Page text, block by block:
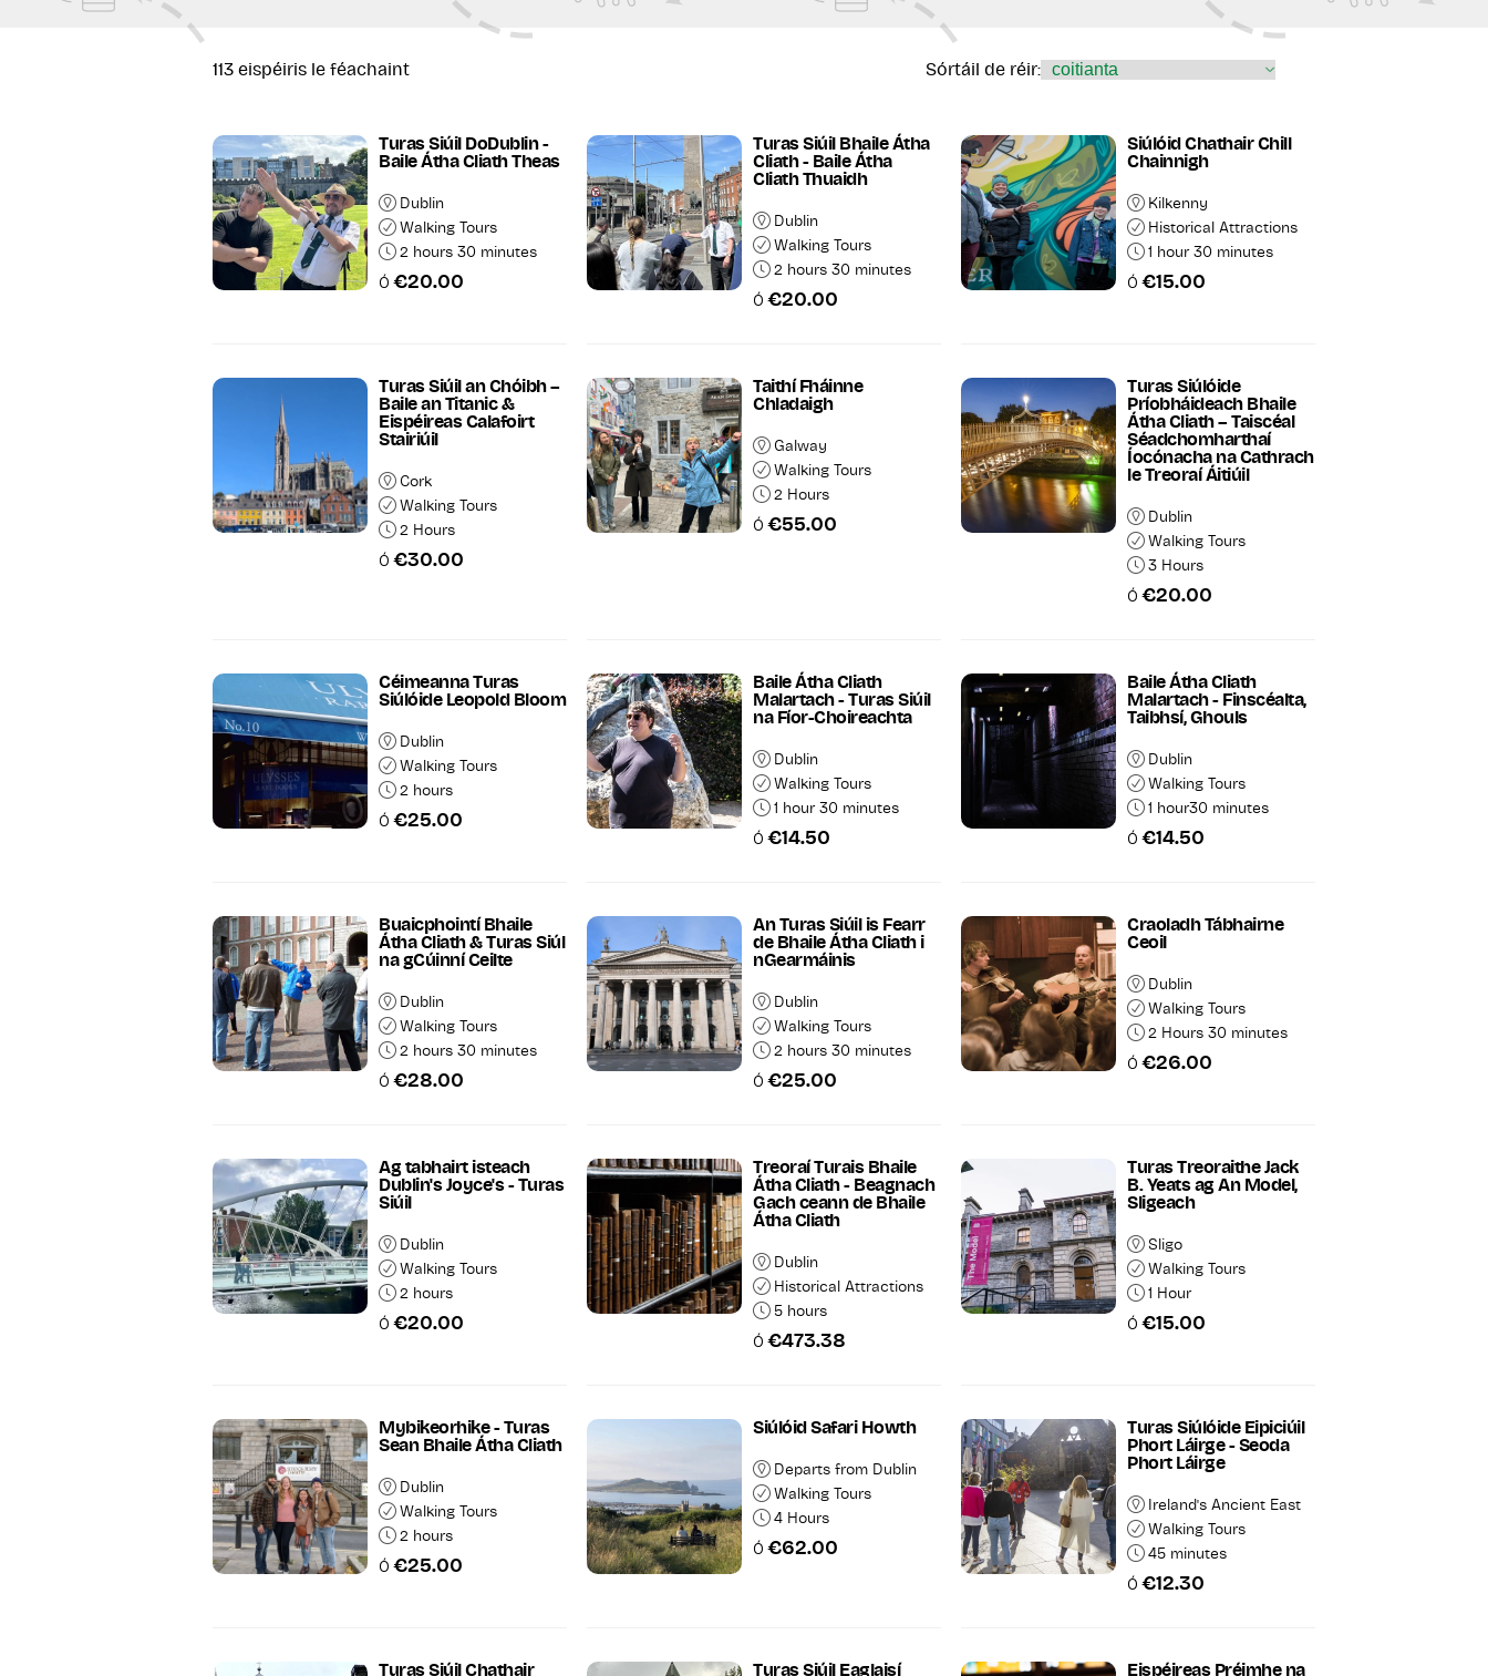
Glan Uile
Torthaí
113 eispéiris le féachaint Sórtáil de réir:
Turas Siúil DoDublin -
Baile Átha Cliath Theas
Dublin
Walking Tours
2 hours 30 minutes
Ó€20.00
Turas Siúil Bhaile Átha
Cliath - Baile Átha
Cliath Thuaidh
Dublin
Walking Tours
2 hours 30 minutes
Ó€20.00
Siúlóid Chathair Chill
Chainnigh
Kilkenny
Historical Attractions
1 hour 30 minutes
Ó€15.00
Turas Siúil an Chóibh –
Baile an Titanic &
Eispéireas Calafoirt
Stairiúil
Cork
Walking Tours
2 Hours
Ó€30.00
Taithí Fháinne
Chladaigh
Galway
Walking Tours
2 Hours
Ó€55.00
Turas Siúlóide
Príobháideach Bhaile
Átha Cliath – Taiscéal
Séadchomharthaí
Íocónacha na Cathrach
le Treoraí Áitiúil
Dublin
Walking Tours
3 Hours
Ó€20.00
Céimeanna Turas
Siúlóide Leopold Bloom
Dublin
Walking Tours
2 hours
Ó€25.00
Baile Átha Cliath
Malartach - Turas Siúil
na Fíor-Choireachta
Dublin
Walking Tours
1 hour 30 minutes
Ó€14.50
Baile Átha Cliath
Malartach - Finscéalta,
Taibhsí, Ghouls
Dublin
Walking Tours
1 hour30 minutes
Ó€14.50
Buaicphointí Bhaile
Átha Cliath & Turas Siúl
na gCúinní Ceilte
Dublin
Walking Tours
2 hours 30 minutes
Ó€28.00
An Turas Siúil is Fearr
de Bhaile Átha Cliath i
nGearmáinis
Dublin
Walking Tours
2 hours 30 minutes
Ó€25.00
Craoladh Tábhairne
Ceoil
Dublin
Walking Tours
2 Hours 30 minutes
Ó€26.00
Ag tabhairt isteach
Dublin's Joyce's - Turas
Siúil
Dublin
Walking Tours
2 hours
Ó€20.00
Treoraí Turais Bhaile
Átha Cliath - Beagnach
Gach ceann de Bhaile
Átha Cliath
Dublin
Historical Attractions
5 hours
Ó€473.38
Turas Treoraithe Jack
B. Yeats ag An Model,
Sligeach
Sligo
Walking Tours
1 Hour
Ó€15.00
Mybikeorhike - Turas
Sean Bhaile Átha Cliath
Dublin
Walking Tours
2 hours
Ó€25.00
Siúlóid Safari Howth
Departs from Dublin
Walking Tours
4 Hours
Ó€62.00
Turas Siúlóide Eipiciúil
Phort Láirge - Seoda
Phort Láirge
Ireland's Ancient East
Walking Tours
45 minutes
Ó€12.30
Turas Siúil Chathair
Turas Siúil Eaglaisí
Eispéireas Préimhe na